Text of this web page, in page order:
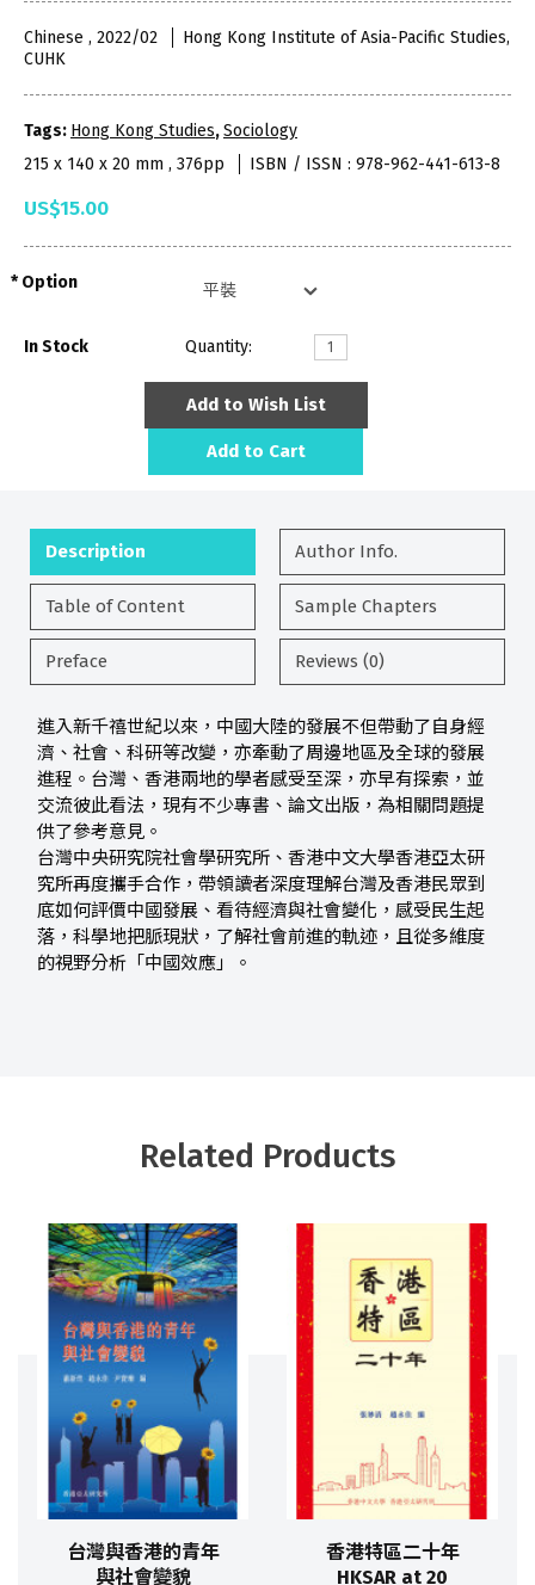
Chinese , 2022/02
Hong Kong Institute of Asia-Pacific Studies,
CUHK
Tags: Hong Kong Studies,Sociology
215 x 140 x 20 mm , 376pp
ISBN / ISSN : 978-962-441-613-8
US$15.00
Option
In Stock Quantity:
Add to Wish List
Add to Cart
Description Author Info.
Table of Content Sample Chapters
Preface Reviews (0)
進入新千禧世紀以來，中國大陸的發展不但帶動了自身經
濟、社會、科研等改變，亦牽動了周邊地區及全球的發展
進程。台灣、香港兩地的學者感受至深，亦早有探索，並
交流彼此看法，現有不少專書、論文出版，為相關問題提
供了參考意見。
台灣中央研究院社會學研究所、香港中文大學香港亞太研
究所再度攜手合作，帶領讀者深度理解台灣及香港民眾到
底如何評價中國發展、看待經濟與社會變化，感受民生起
落，科學地把脈現狀，了解社會前進的軌迹，且從多維度
的視野分析「中國效應」。
Related Products
台灣與香港的青年
與社會變貌
香港特區二十年
HKSAR at 20